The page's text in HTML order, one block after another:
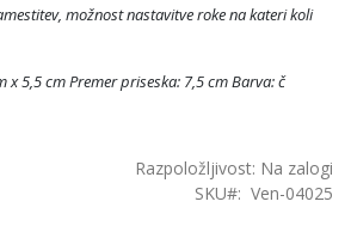
možnost nastavitve roke na kateri koli
x 5,5 cm Premer priseska: 7,5 cm Barva: č
Razpoložljivost: Na zalogi
SKU
Ven-04025